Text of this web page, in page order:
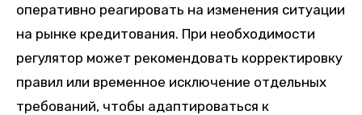
оперативно реагировать на изменения ситуации
на рынке кредитования. При необходимости
регулятор может рекомендовать корректировку
правил или временное исключение отдельных
требований, чтобы адаптироваться к